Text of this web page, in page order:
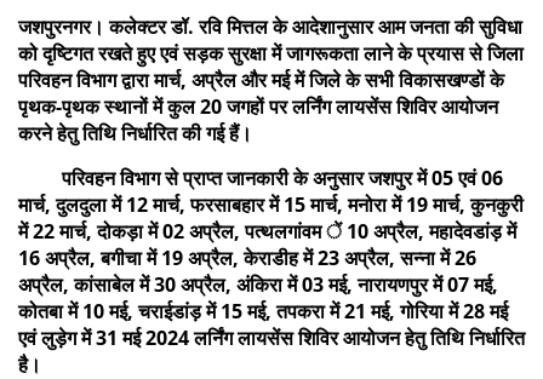
जशपुरनगर। कलेक्टर डॉ. रवि मित्तल के आदेशानुसार आम जनता की सुविधा
को दृष्टिगत रखते हुए एवं सड़क सुरक्षा में जागरूकता लाने के प्रयास से जिला
परिवहन विभाग द्वारा मार्च, अप्रैल और मई में जिले के सभी विकासखण्डों के
पृथक-पृथक स्थानों में कुल 20 जगहों पर लर्निंग लायसेंस शिविर आयोजन
करने हेतु तिथि निर्धारित की गई हैं।
परिवहन विभाग से प्राप्त जानकारी के अनुसार जशपुर में 05 एवं 06
मार्च, दुलदुला में 12 मार्च, फरसाबहार में 15 मार्च, मनोरा में 19 मार्च, कुनकुरी
में 22 मार्च, दोकड़ा में 02 अप्रैल, पत्थलगांवम ें 10 अप्रैल, महादेवडांड़ में
16 अप्रैल, बगीचा में 19 अप्रैल, केराडीह में 23 अप्रैल, सन्ना में 26
अप्रैल, कांसाबेल में 30 अप्रैल, अंकिरा में 03 मई, नारायणपुर में 07 मई,
कोतबा में 10 मई, चराईडांड़ में 15 मई, तपकरा में 21 मई, गोरिया में 28 मई
एवं लुड़ेग में 31 मई 2024 लर्निंग लायसेंस शिविर आयोजन हेतु तिथि निर्धारित
है।